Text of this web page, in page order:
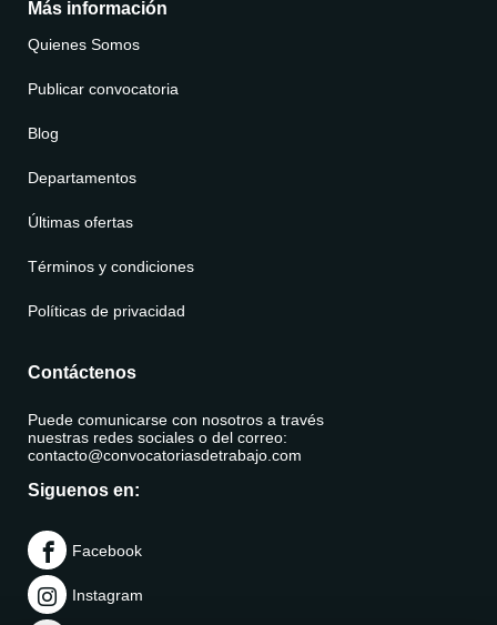
Más información
Quienes Somos
Publicar convocatoria
Blog
Departamentos
Últimas ofertas
Términos y condiciones
Políticas de privacidad
Contáctenos
Puede comunicarse con nosotros a través
nuestras redes sociales o del correo:
contacto@convocatoriasdetrabajo.com
Siguenos en:
Facebook
Instagram